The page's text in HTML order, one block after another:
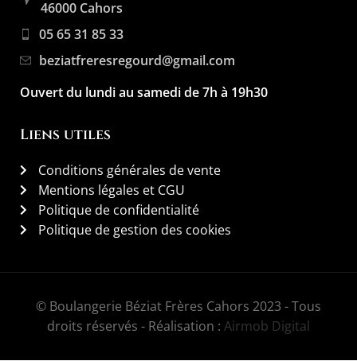
46000 Cahors
05 65 31 85 33
beziatfreresregourd@gmail.com
Ouvert du lundi au samedi de 7h à 19h30
Liens utiles
Conditions générales de vente
Mentions légales et CGU
Politique de confidentialité
Politique de gestion des cookies
© Boulangerie Béziat Frères Cahors 2023 - Tous
droits réservés - Réalisation : Airmob Digital